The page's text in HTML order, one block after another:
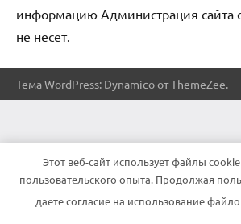
информацию Администрация сайта
не несет.
Тема WordPress: Dynamico от ThemeZee.
Этот веб-сайт использует файлы
пользовательского опыта. Продолжая
даете согласие на использование